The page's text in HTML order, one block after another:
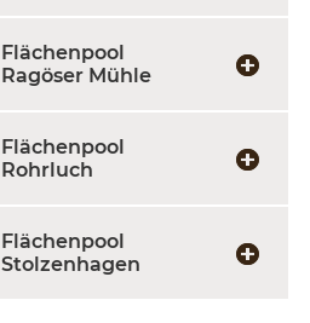
Flächenpool
Ragöser Mühle
Flächenpool
Rohrluch
Flächenpool
Stolzenhagen